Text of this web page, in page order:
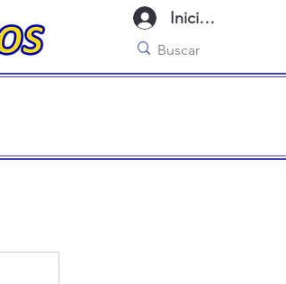
Iniciar sesión